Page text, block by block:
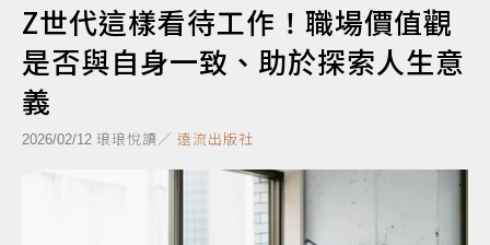
Z世代這樣看待工作！職場價值觀
是否與自身一致、助於探索人生意
義
2026/02/12 琅琅悅讀／ 遠流出版社